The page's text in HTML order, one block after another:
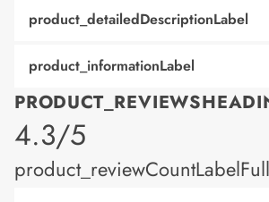
product_detailedDescriptionLabel
product_informationLabel
product_rating
4.3/5
product_reviewCountLabelFull